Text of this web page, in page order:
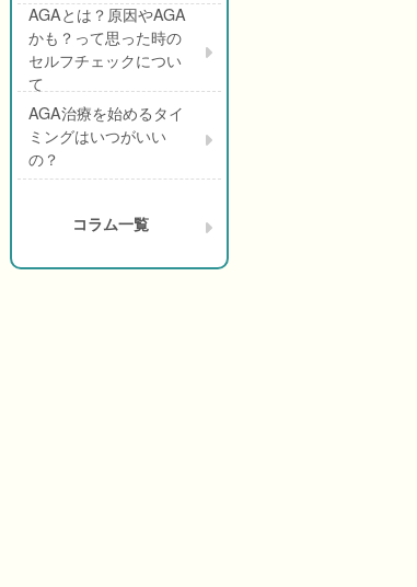
AGAとは？原因やAGA
かも？って思った時の
セルフチェックについ
て
AGA治療を始めるタイ
ミングはいつがいい
の？
コラム一覧